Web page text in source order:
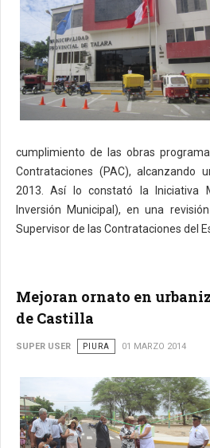
cumplimiento de las obras
Contrataciones (PAC), alcanzando
2013. Así lo constató la Iniciativa
Inversión Municipal), en una
Supervisor de las Contrataciones del
Mejoran ornato en
de Castilla
SUPER USER PIURA 01 MARZO 2014